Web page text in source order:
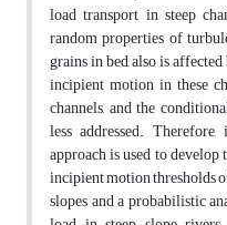
load transport in steep
random properties of
grains in bed, also is
incipient motion in these
channels, and the
less addressed.
approach is used to
incipient motion thresholds
slopes and a probabilistic